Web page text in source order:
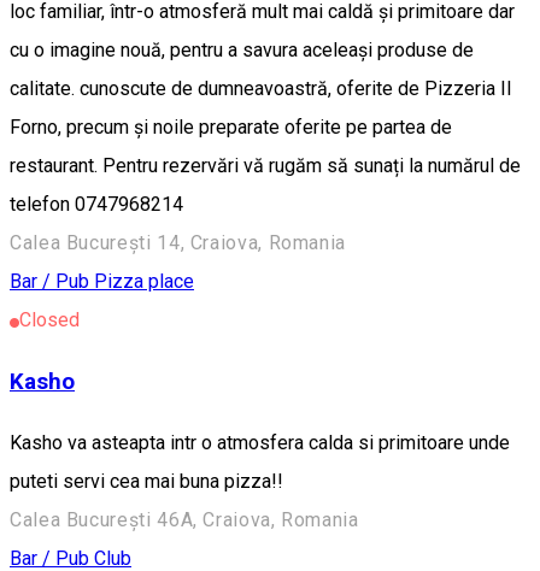
loc familiar, într-o atmosferă mult mai caldă și primitoare dar
cu o imagine nouă, pentru a savura aceleași produse de
calitate. cunoscute de dumneavoastră, oferite de Pizzeria Il
Forno, precum și noile preparate oferite pe partea de
restaurant. Pentru rezervări vă rugăm să sunați la numărul de
telefon 0747968214
Calea București 14, Craiova, Romania
Bar / Pub Pizza place
Closed
Kasho
Kasho va asteapta intr o atmosfera calda si primitoare unde
puteti servi cea mai buna pizza!!
Calea București 46A, Craiova, Romania
Bar / Pub Club